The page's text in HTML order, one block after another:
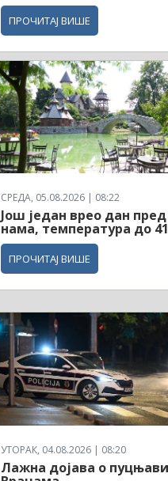
ПРОЧИТАЈ ВИШЕ
СРЕДА, 05.08.2026 | 08:22
Још један врео дан пред
нама, температура до
ПРОЧИТАЈ ВИШЕ
УТОРАК, 04.08.2026 | 08:20
Лажна дојава о